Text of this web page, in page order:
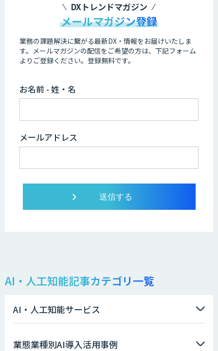
DXトレンドマガジン
メールマガジン登録
業務の課題解決に繋がる最新DX・情報をお届けいたしま
す。 メールマガジンの配信をご希望の方は、下記フォーム
よりご登録ください。登録無料です。
お名前 - 姓・名
メールアドレス
AI・人工知能記事カテゴリ一覧
AI・人工知能サービス
業態業種別AI導入活用事例